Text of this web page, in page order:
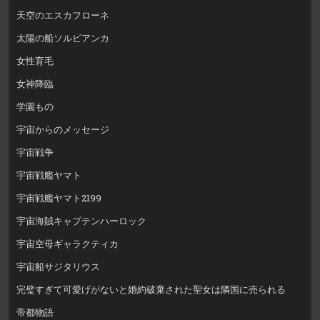
天空のエスカフローネ
太陽の船ソルビアンカ
女性育毛
女神降臨
学園もの
宇宙からのメッセージ
宇宙戦争
宇宙戦艦ヤマト
宇宙戦艦ヤマト2199
宇宙海賊キャプテンハーロック
宇宙空母ギャラクティカ
宇宙船サジタリウス
完璧すぎて可愛げがないと婚約破棄された聖女は隣国に売られる
帝都物語